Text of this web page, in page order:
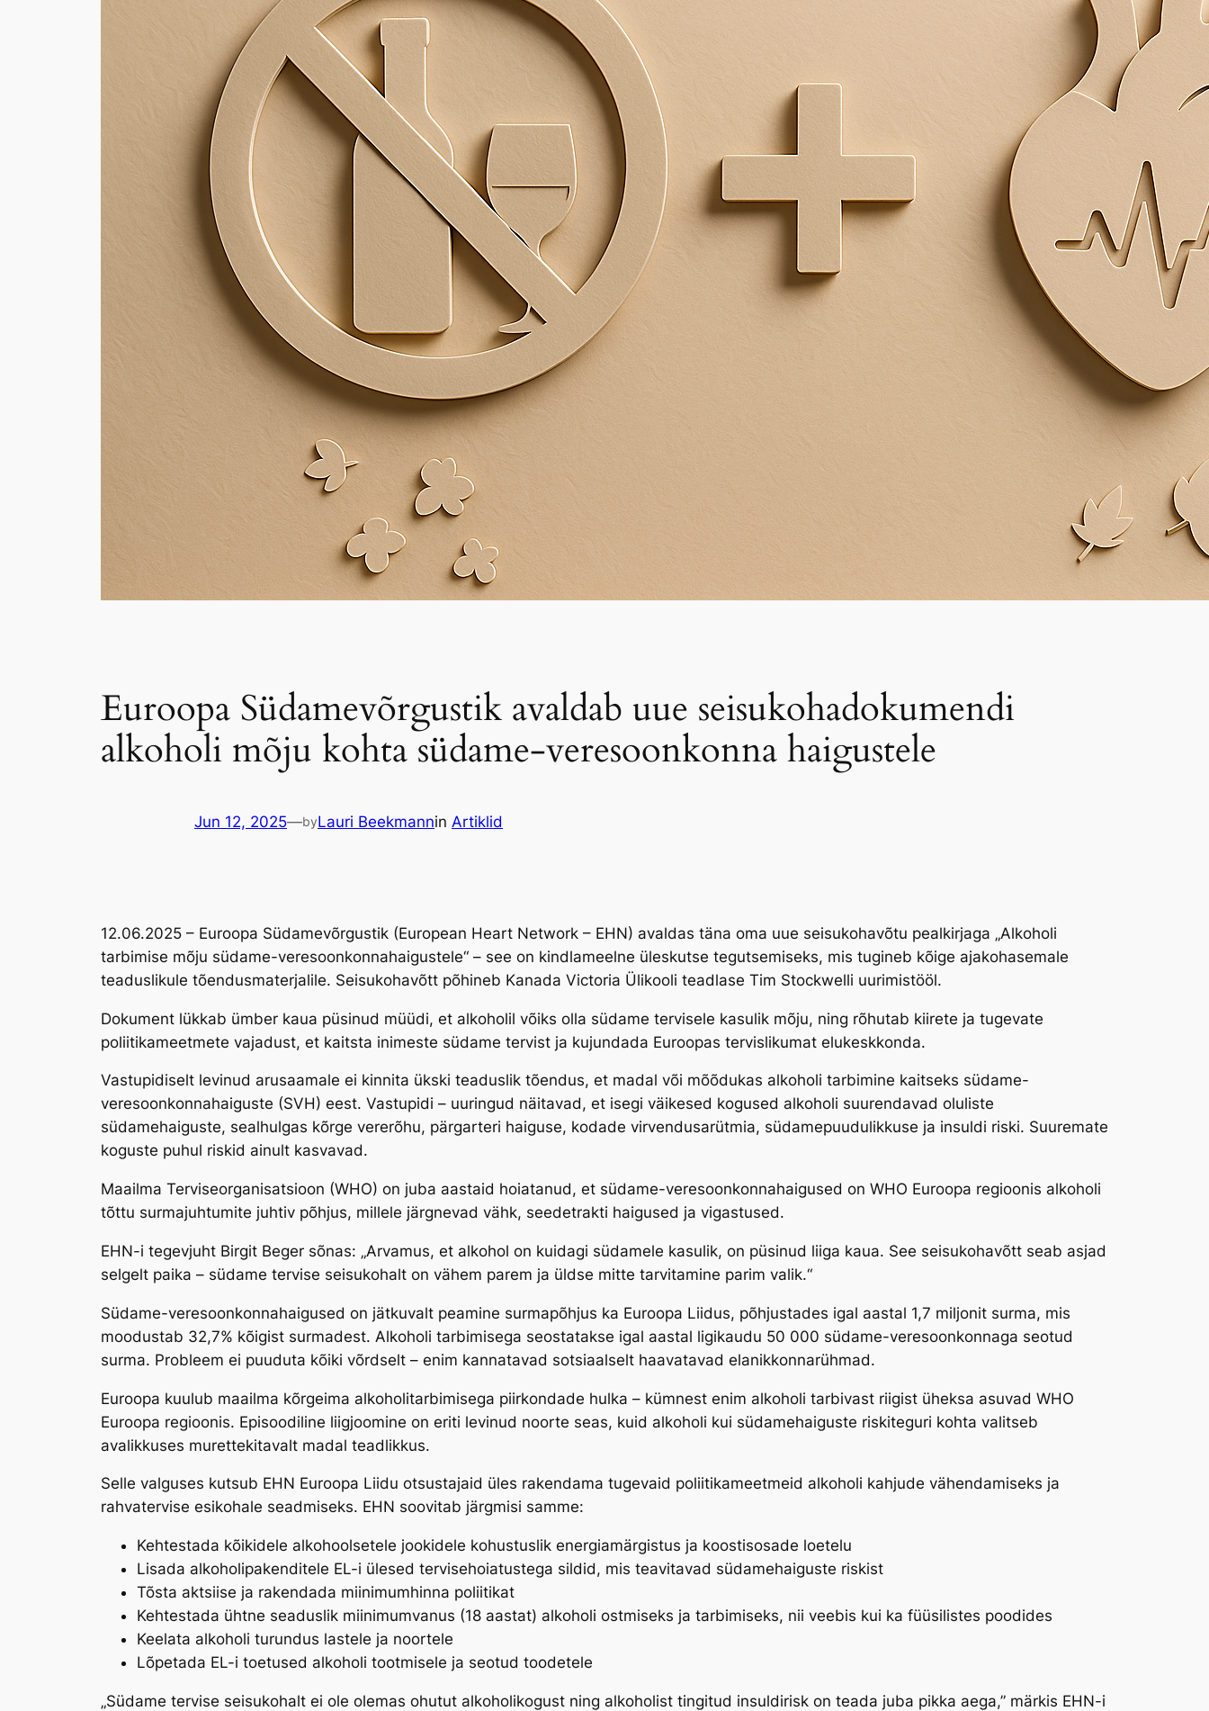
Euroopa Südamevõrgustik avaldab uue seisukohadokumendi
alkoholi mõju kohta südame-veresoonkonna haigustele
Jun 12, 2025—byLauri Beekmannin Artiklid
12.06.2025 – Euroopa Südamevõrgustik (European Heart Network – EHN) avaldas täna oma uue seisukohavõtu pealkirjaga „Alkoholi
tarbimise mõju südame-veresoonkonnahaigustele“ – see on kindlameelne üleskutse tegutsemiseks, mis tugineb kõige ajakohasemale
teaduslikule tõendusmaterjalile. Seisukohavõtt põhineb Kanada Victoria Ülikooli teadlase Tim Stockwelli uurimistööl.
Dokument lükkab ümber kaua püsinud müüdi, et alkoholil võiks olla südame tervisele kasulik mõju, ning rõhutab kiirete ja tugevate
poliitikameetmete vajadust, et kaitsta inimeste südame tervist ja kujundada Euroopas tervislikumat elukeskkonda.
Vastupidiselt levinud arusaamale ei kinnita ükski teaduslik tõendus, et madal või mõõdukas alkoholi tarbimine kaitseks südame-
veresoonkonnahaiguste (SVH) eest. Vastupidi – uuringud näitavad, et isegi väikesed kogused alkoholi suurendavad oluliste
südamehaiguste, sealhulgas kõrge vererõhu, pärgarteri haiguse, kodade virvendusarütmia, südamepuudulikkuse ja insuldi riski. Suuremate
koguste puhul riskid ainult kasvavad.
Maailma Terviseorganisatsioon (WHO) on juba aastaid hoiatanud, et südame-veresoonkonnahaigused on WHO Euroopa regioonis alkoholi
tõttu surmajuhtumite juhtiv põhjus, millele järgnevad vähk, seedetrakti haigused ja vigastused.
EHN-i tegevjuht Birgit Beger sõnas: „Arvamus, et alkohol on kuidagi südamele kasulik, on püsinud liiga kaua. See seisukohavõtt seab asjad
selgelt paika – südame tervise seisukohalt on vähem parem ja üldse mitte tarvitamine parim valik.“
Südame-veresoonkonnahaigused on jätkuvalt peamine surmapõhjus ka Euroopa Liidus, põhjustades igal aastal 1,7 miljonit surma, mis
moodustab 32,7% kõigist surmadest. Alkoholi tarbimisega seostatakse igal aastal ligikaudu 50 000 südame-veresoonkonnaga seotud
surma. Probleem ei puuduta kõiki võrdselt – enim kannatavad sotsiaalselt haavatavad elanikkonnarühmad.
Euroopa kuulub maailma kõrgeima alkoholitarbimisega piirkondade hulka – kümnest enim alkoholi tarbivast riigist üheksa asuvad WHO
Euroopa regioonis. Episoodiline liigjoomine on eriti levinud noorte seas, kuid alkoholi kui südamehaiguste riskiteguri kohta valitseb
avalikkuses murettekitavalt madal teadlikkus.
Selle valguses kutsub EHN Euroopa Liidu otsustajaid üles rakendama tugevaid poliitikameetmeid alkoholi kahjude vähendamiseks ja
rahvatervise esikohale seadmiseks. EHN soovitab järgmisi samme:
Kehtestada kõikidele alkohoolsetele jookidele kohustuslik energiamärgistus ja koostisosade loetelu
Lisada alkoholipakenditele EL-i ülesed tervisehoiatustega sildid, mis teavitavad südamehaiguste riskist
Tõsta aktsiise ja rakendada miinimumhinna poliitikat
Kehtestada ühtne seaduslik miinimumvanus (18 aastat) alkoholi ostmiseks ja tarbimiseks, nii veebis kui ka füüsilistes poodides
Keelata alkoholi turundus lastele ja noortele
Lõpetada EL-i toetused alkoholi tootmisele ja seotud toodetele
„Südame tervise seisukohalt ei ole olemas ohutut alkoholikogust ning alkoholist tingitud insuldirisk on teada juba pikka aega,” märkis EHN-i